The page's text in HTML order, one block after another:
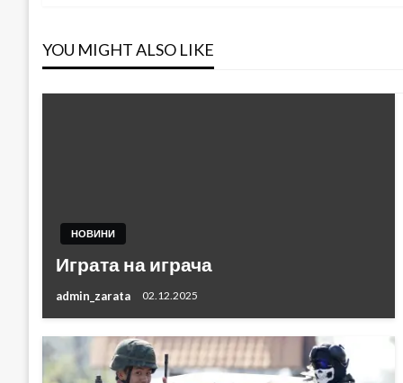
YOU MIGHT ALSO LIKE
НОВИНИ
Играта на играча
admin_zarata 02.12.2025